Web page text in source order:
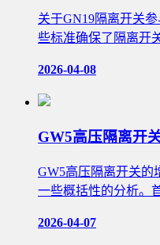
关于GN19隔离开关
些标准确保了隔离开
2026-04-08
GW5高压隔离开
GW5高压隔离开关的
一些概括性的分析。
2026-04-07